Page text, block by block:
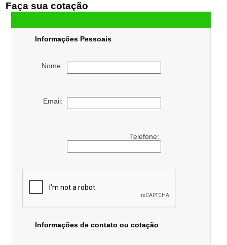
Faça sua cotação
Informações Pessoais
Nome:
Email:
Telefone:
Informações de contato ou cotação